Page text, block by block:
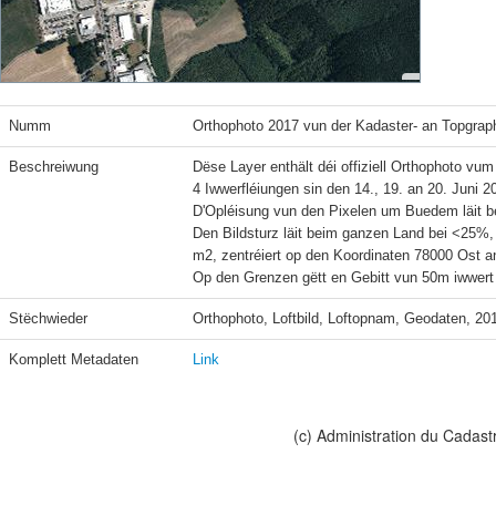
Numm Orthophoto 2017 vun der Kadaster- an
Beschreiwung
Dëse Layer enthält déi offiziell Orthophoto
4 Iwwerfléiungen sin den 14., 19. an 20. Juni
D'Opléisung vun den Pixelen um Buedem läit
Den Bildsturz läit beim ganzen Land bei
m2, zentréiert op den Koordinaten 78000 Ost
Stëchwieder Orthophoto, Loftbild, Loftopnam, Geodaten,
Komplett Metadaten Link
(c) Administration du